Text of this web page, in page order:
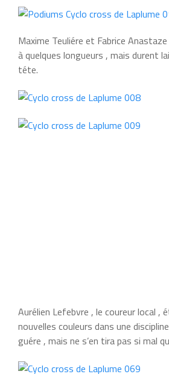
Maxime Teuliére et Fabrice
à quelques longueurs , mais durent
téte.
Aurélien Lefebvre , le coureur local ,
nouvelles couleurs dans une
guére , mais ne s’en tira pas si mal